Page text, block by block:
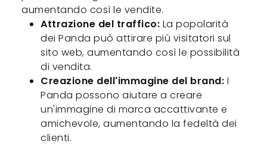
aumentando così le vendite.
Attrazione del traffico: La popolarità
dei Panda può attirare più visitatori sul
sito web, aumentando così le possibilità
di vendita.
Creazione dell'immagine del brand: I
Panda possono aiutare a creare
un'immagine di marca accattivante e
amichevole, aumentando la fedeltà dei
clienti.